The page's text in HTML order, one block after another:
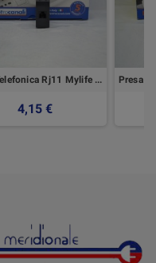
Presa Telefonica Rj11 Mylife Elettrocanali
4,15 €